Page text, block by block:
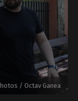
/ Octav Ganea